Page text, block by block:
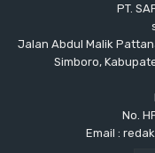
PT.
Jalan Abdul Malik
Simboro,
No.
Email :